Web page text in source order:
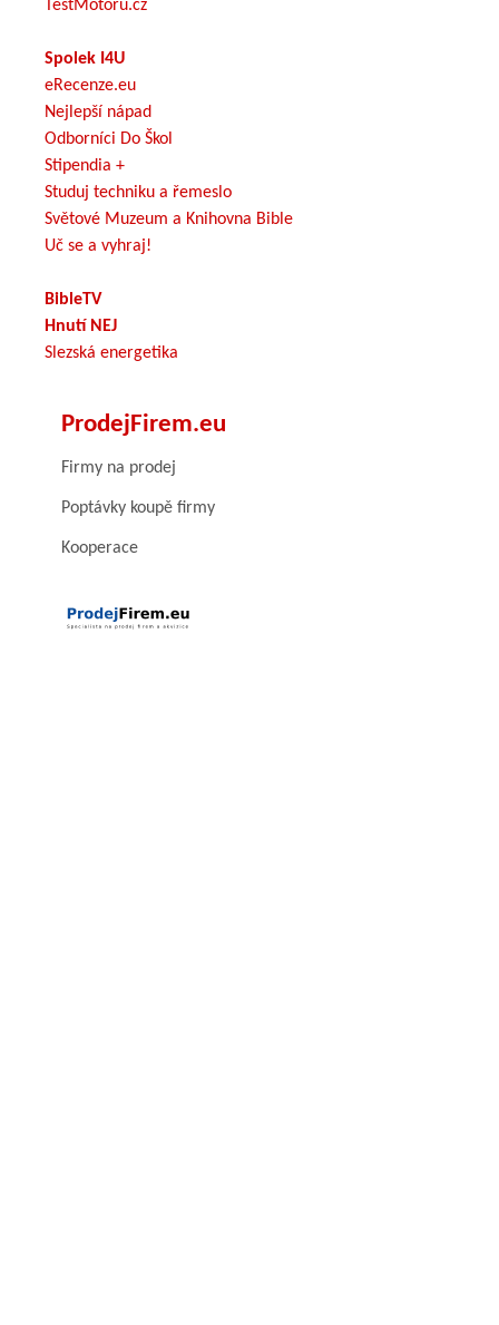
TestMotoru.cz
Spolek I4U
eRecenze.eu
Nejlepší nápad
Odborníci Do Škol
Stipendia +
Studuj techniku a řemeslo
Světové Muzeum a Knihovna Bible
Uč se a vyhraj!
BibleTV
Hnutí NEJ
Slezská energetika
ProdejFirem.eu
Firmy na prodej
Poptávky koupě firmy
Kooperace